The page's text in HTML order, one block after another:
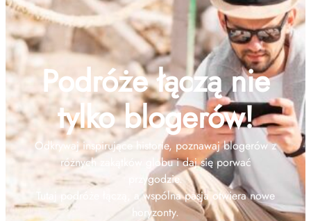
Podróże łączą nie
tylko blogerów!
Odkrywaj inspirujące historie, poznawaj blogerów z
różnych zakątków globu i daj się porwać
przygodzie.
Tutaj podróże łączą, a wspólna pasja otwiera nowe
horyzonty.